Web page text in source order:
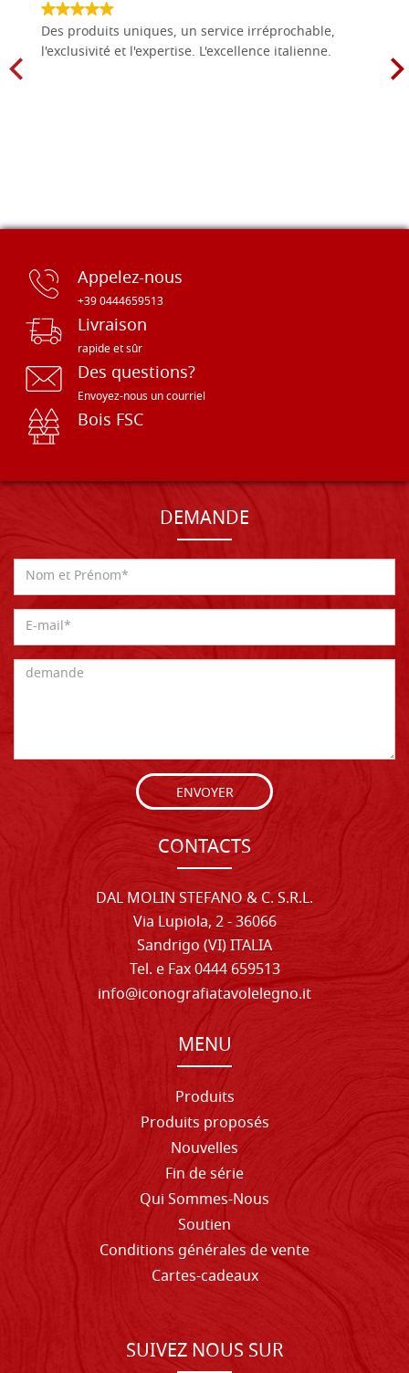
Des produits uniques, un service irréprochable,
l'exclusivité et l'expertise. L'excellence italienne.
Appelez-nous
+39 0444659513
Livraison
rapide et sûr
Des questions?
Envoyez-nous un courriel
Bois FSC
DEMANDE
ENVOYER
CONTACTS
DAL MOLIN STEFANO & C. S.R.L.
Via Lupiola, 2 - 36066
Sandrigo (VI) ITALIA
Tel. e Fax 0444 659513
info@iconografiatavolelegno.it
MENU
Produits
Produits proposés
Nouvelles
Fin de série
Qui Sommes-Nous
Soutien
Conditions générales de vente
Cartes-cadeaux
SUIVEZ NOUS SUR